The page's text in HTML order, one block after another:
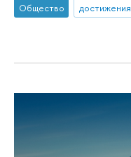
Общество достижения